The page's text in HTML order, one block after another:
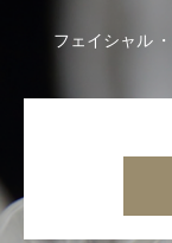
フェイシャル